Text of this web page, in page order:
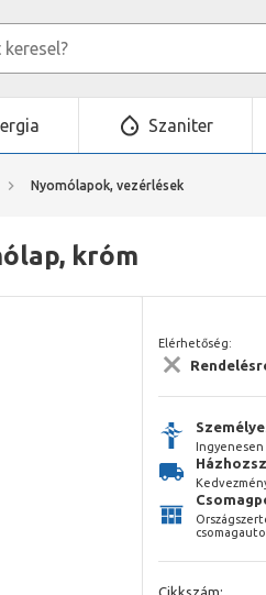
Szaniter
Nyomólapok, vezérlések
króm
Elérhetőség:
Cikkszám: